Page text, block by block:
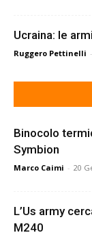
Ucraina: le
Ruggero Pettinelli -
Binocolo
Symbion
Marco Caimi - 20
L’Us army
M240